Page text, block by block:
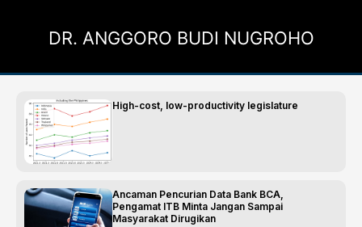
DR. ANGGORO BUDI NUGROHO
High-cost, low-productivity legislature
Ancaman Pencurian Data Bank BCA,
Pengamat ITB Minta Jangan Sampai
Masyarakat Dirugikan
PagePage PagePage